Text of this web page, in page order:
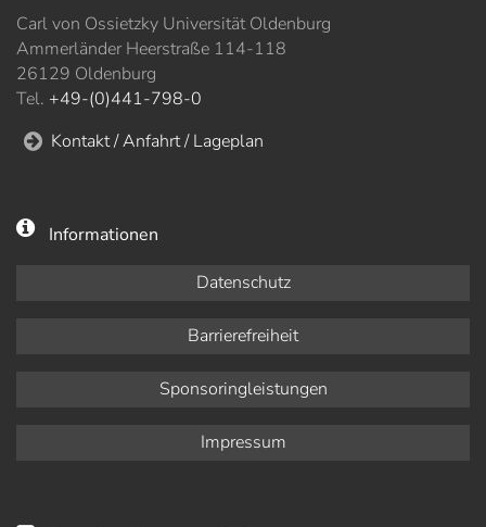
Carl von Ossietzky Universität Oldenburg
Ammerländer Heerstraße 114-118
26129 Oldenburg
Tel. +49-(0)441-798-0
Kontakt / Anfahrt / Lageplan
Informationen
Datenschutz
Barrierefreiheit
Sponsoringleistungen
Impressum